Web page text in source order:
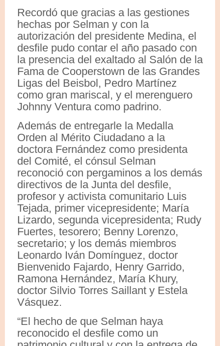
Recordó que gracias a las gestiones
hechas por Selman y con la
autorización del presidente Medina, el
desfile pudo contar el año pasado con
la presencia del exaltado al Salón de la
Fama de Cooperstown de las Grandes
Ligas del Beisbol, Pedro Martínez
como gran mariscal, y el merenguero
Johnny Ventura como padrino.
Además de entregarle la Medalla
Orden al Mérito Ciudadano a la
doctora Fernández como presidenta
del Comité, el cónsul Selman
reconoció con pergaminos a los demás
directivos de la Junta del desfile,
profesor y activista comunitario Luis
Tejada, primer vicepresidente; María
Lizardo, segunda vicepresidenta; Rudy
Fuertes, tesorero; Benny Lorenzo,
secretario; y los demás miembros
Leonardo Iván Domínguez, doctor
Bienvenido Fajardo, Henry Garrido,
Ramona Hernández, María Khury,
doctor Silvio Torres Saillant y Estela
Vásquez.
“El hecho de que Selman haya
reconocido el desfile como un